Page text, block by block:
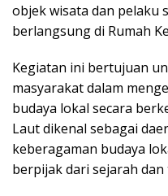
objek wisata dan pelaku
berlangsung di Rumah
Kegiatan ini bertujuan
masyarakat dalam
budaya lokal secara
Laut dikenal sebagai
keberagaman budaya
berpijak dari sejarah